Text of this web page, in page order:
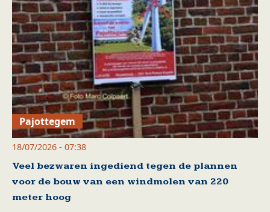
Pajottegem
18/07/2026 - 07:38
Veel bezwaren ingediend tegen de plannen
voor de bouw van een windmolen van 220
meter hoog